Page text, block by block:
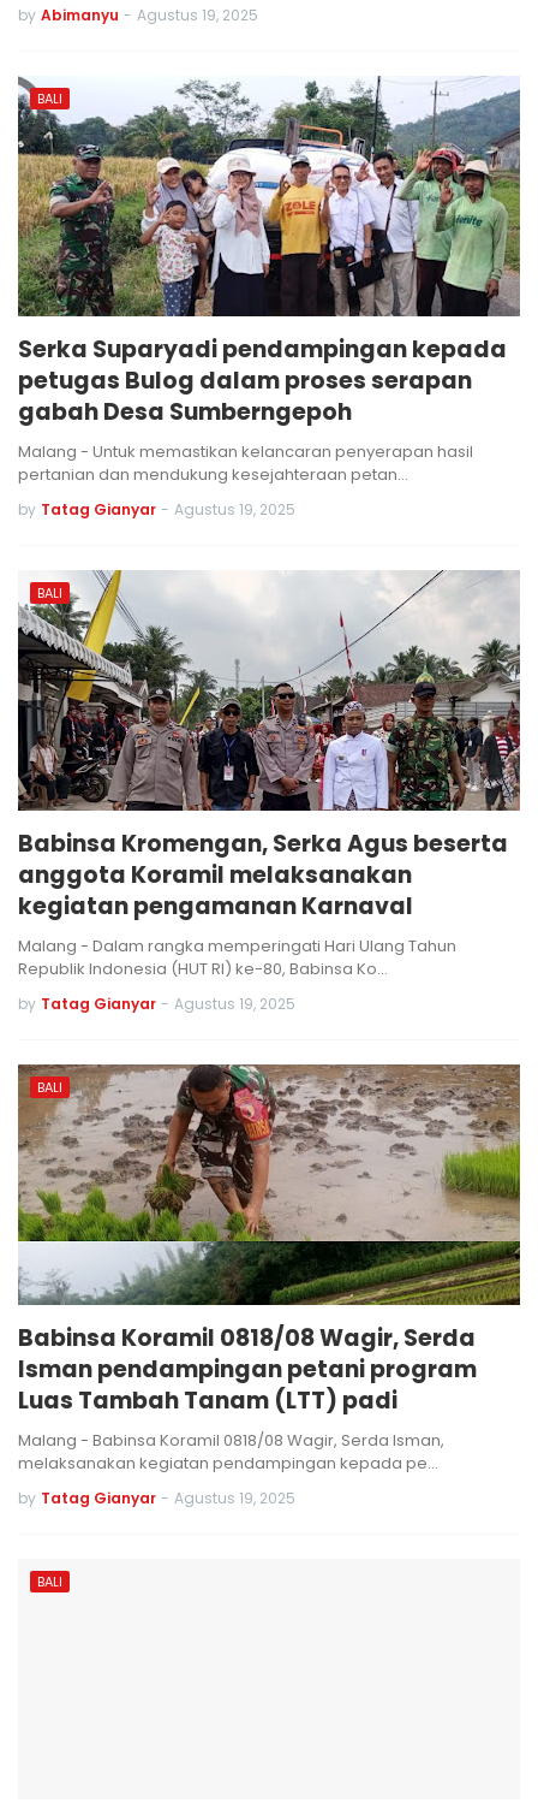
by Abimanyu - Agustus 19, 2025
BALI
Serka Suparyadi pendampingan kepada
petugas Bulog dalam proses serapan
gabah Desa Sumberngepoh
Malang - Untuk memastikan kelancaran penyerapan hasil
pertanian dan mendukung kesejahteraan petan…
by Tatag Gianyar - Agustus 19, 2025
BALI
Babinsa Kromengan, Serka Agus beserta
anggota Koramil melaksanakan
kegiatan pengamanan Karnaval
Malang - Dalam rangka memperingati Hari Ulang Tahun
Republik Indonesia (HUT RI) ke-80, Babinsa Ko…
by Tatag Gianyar - Agustus 19, 2025
BALI
Babinsa Koramil 0818/08 Wagir, Serda
Isman pendampingan petani program
Luas Tambah Tanam (LTT) padi
Malang - Babinsa Koramil 0818/08 Wagir, Serda Isman,
melaksanakan kegiatan pendampingan kepada pe…
by Tatag Gianyar - Agustus 19, 2025
BALI